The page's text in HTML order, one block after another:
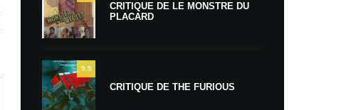
CRITIQUE DE LE MONSTRE DU
PLACARD
9.5
CRITIQUE DE THE FURIOUS